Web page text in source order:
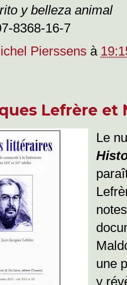
y belleza animal
8368-16-7
Pierssens à
Lefrère et
Le
une
y